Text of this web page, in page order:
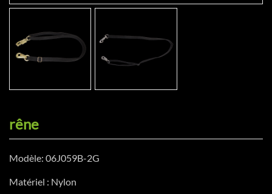
rêne
Modèle: 06J059B-2G
Matériel : Nylon